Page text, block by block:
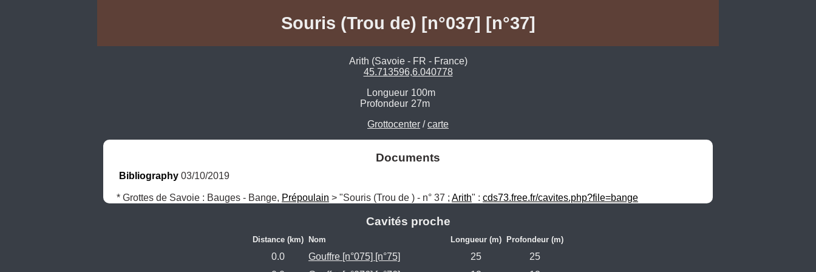
Souris (Trou de) [n°037] [n°37]
Arith (Savoie - FR - France)
45.713596,6.040778
Longueur 100m
Profondeur 27m
Grottocenter /carte
Documents
Bibliography 03/10/2019
* Grottes de Savoie : Bauges - Bange, Prépoulain > "Souris (Trou de ) - n° 37 ; Arith" : cds73.free.fr/cavites.php?file=bange
Cavités proche
Distance (km) Nom Longueur (m) Profondeur (m)
0.0 Gouffre [n°075] [n°75] 25
25